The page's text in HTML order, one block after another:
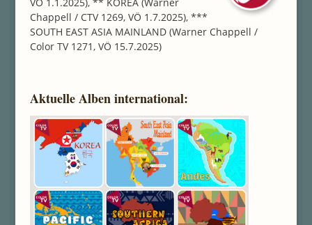
Chappell / CTV 1269, VÖ 1.7.2025), ***
SOUTH EAST ASIA MAINLAND (Warner Chappell /
Color TV 1271, VÖ 15.7.2025)
Aktuelle Alben international: